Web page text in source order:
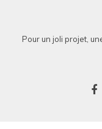
Pour un joli projet,